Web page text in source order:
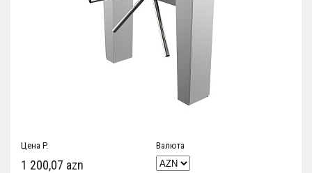
Цена P.
1 200,07 azn
Валюта